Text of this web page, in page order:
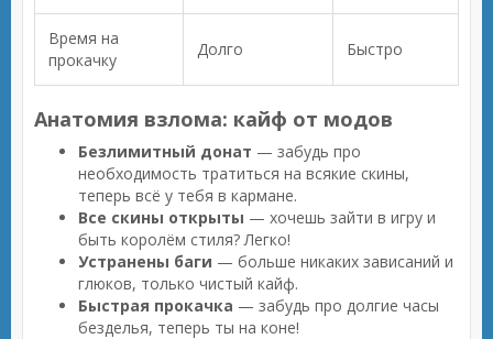
Время на
прокачку
Долго Быстро
Анатомия взлома: кайф от модов
Безлимитный донат — забудь про
необходимость тратиться на всякие скины,
теперь всё у тебя в кармане.
Все скины открыты — хочешь зайти в игру и
быть королём стиля? Легко!
Устранены баги — больше никаких зависаний и
глюков, только чистый кайф.
Быстрая прокачка — забудь про долгие часы
безделья, теперь ты на коне!